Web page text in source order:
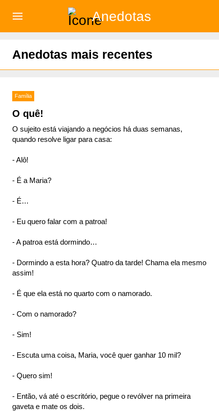
Anedotas
Anedotas mais recentes
Família
O quê!
O sujeito está viajando a negócios há duas semanas,
quando resolve ligar para casa:
- Alô!
- É a Maria?
- É…
- Eu quero falar com a patroa!
- A patroa está dormindo…
- Dormindo a esta hora? Quatro da tarde! Chama ela mesmo
assim!
- É que ela está no quarto com o namorado.
- Com o namorado?
- Sim!
- Escuta uma coisa, Maria, você quer ganhar 10 mil?
- Quero sim!
- Então, vá até o escritório, pegue o revólver na primeira
gaveta e mate os dois.